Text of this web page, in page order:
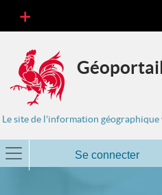
Le site de l'information
Se connecter